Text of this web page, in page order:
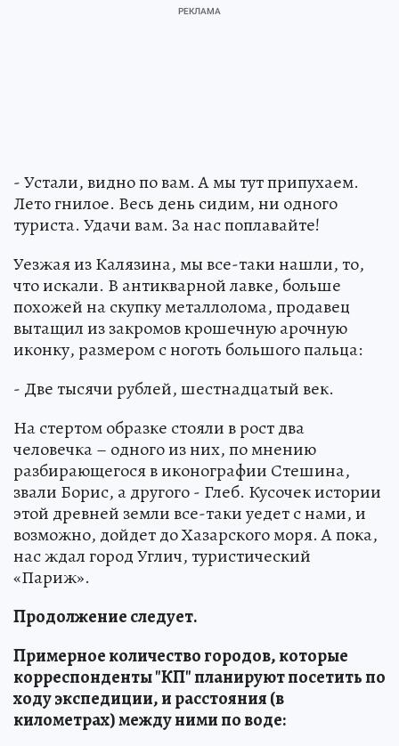
- Устали, видно по вам. А мы тут припухаем.
Лето гнилое. Весь день сидим, ни одного
туриста. Удачи вам. За нас поплавайте!
Уезжая из Калязина, мы все-таки нашли, то,
что искали. В антикварной лавке, больше
похожей на скупку металлолома, продавец
вытащил из закромов крошечную арочную
иконку, размером с ноготь большого пальца:
- Две тысячи рублей, шестнадцатый век.
На стертом образке стояли в рост два
человечка – одного из них, по мнению
разбирающегося в иконографии Стешина,
звали Борис, а другого - Глеб. Кусочек истории
этой древней земли все-таки уедет с нами, и
возможно, дойдет до Хазарского моря. А пока,
нас ждал город Углич, туристический
«Париж».
Продолжение следует.
Примерное количество городов, которые
корреспонденты "КП" планируют посетить по
ходу экспедиции, и расстояния (в
километрах) между ними по воде: